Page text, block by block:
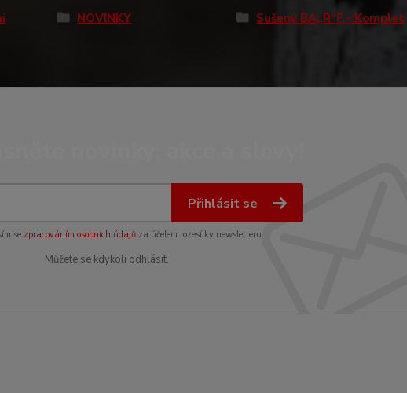
NOVINKY Sušený BA,,R“F - Komplet
Přihlásit se
se zpracováním osobních údajůza účelem rozesílky newsletteru.
Můžete se kdykoli odhlásit.